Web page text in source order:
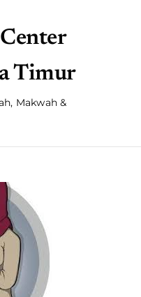
Timur
Makwah &